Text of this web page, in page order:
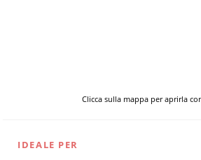
Clicca sulla mappa per aprirla
IDEALE PER